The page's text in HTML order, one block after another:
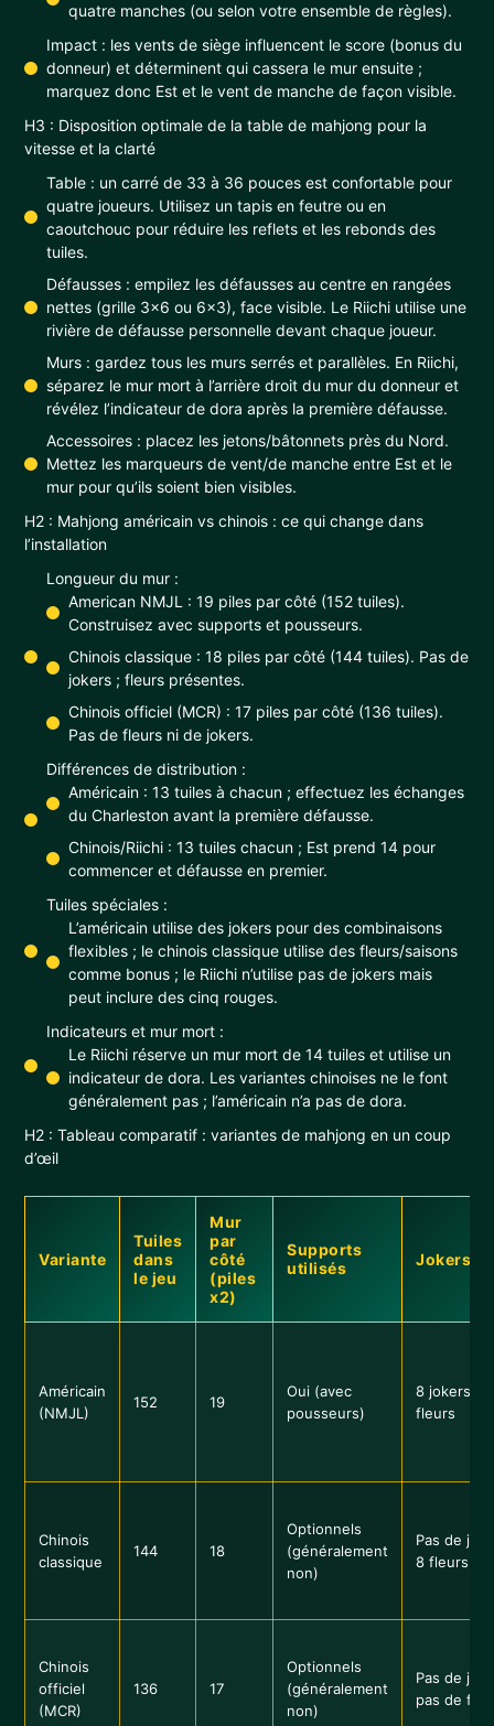
quatre manches (ou selon votre ensemble de règles).
Impact : les vents de siège influencent le score (bonus du
donneur) et déterminent qui cassera le mur ensuite ;
marquez donc Est et le vent de manche de façon visible.
H3 : Disposition optimale de la table de mahjong pour la
vitesse et la clarté
Table : un carré de 33 à 36 pouces est confortable pour
quatre joueurs. Utilisez un tapis en feutre ou en
caoutchouc pour réduire les reflets et les rebonds des
tuiles.
Défausses : empilez les défausses au centre en rangées
nettes (grille 3x6 ou 6x3), face visible. Le Riichi utilise une
rivière de défausse personnelle devant chaque joueur.
Murs : gardez tous les murs serrés et parallèles. En Riichi,
séparez le mur mort à l’arrière droit du mur du donneur et
révélez l’indicateur de dora après la première défausse.
Accessoires : placez les jetons/bâtonnets près du Nord.
Mettez les marqueurs de vent/de manche entre Est et le
mur pour qu’ils soient bien visibles.
H2 : Mahjong américain vs chinois : ce qui change dans
l’installation
Longueur du mur :
American NMJL : 19 piles par côté (152 tuiles).
Construisez avec supports et pousseurs.
Chinois classique : 18 piles par côté (144 tuiles). Pas de
jokers ; fleurs présentes.
Chinois officiel (MCR) : 17 piles par côté (136 tuiles).
Pas de fleurs ni de jokers.
Différences de distribution :
Américain : 13 tuiles à chacun ; effectuez les échanges
du Charleston avant la première défausse.
Chinois/Riichi : 13 tuiles chacun ; Est prend 14 pour
commencer et défausse en premier.
Tuiles spéciales :
L’américain utilise des jokers pour des combinaisons
flexibles ; le chinois classique utilise des fleurs/saisons
comme bonus ; le Riichi n’utilise pas de jokers mais
peut inclure des cinq rouges.
Indicateurs et mur mort :
Le Riichi réserve un mur mort de 14 tuiles et utilise un
indicateur de dora. Les variantes chinoises ne le font
généralement pas ; l’américain n’a pas de dora.
H2 : Tableau comparatif : variantes de mahjong en un coup
d’œil
Variante
Tuiles
dans
le jeu
Mur
par
côté
(piles
x2)
Supports
utilisés
Jokers/
Américain
(NMJL)
152 19
Oui (avec
pousseurs)
8 jokers / 8
fleurs
Chinois
classique
144 18
Optionnels
(généralement
non)
Pas de
8 fleurs
Chinois
officiel
(MCR)
136 17
Optionnels
(généralement
non)
Pas de
pas de